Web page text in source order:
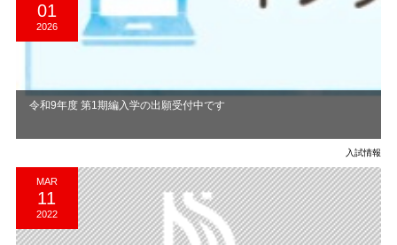
01
2026
令和9年度 第1期編入学の出願受付中です
入試情報
MAR
11
2022